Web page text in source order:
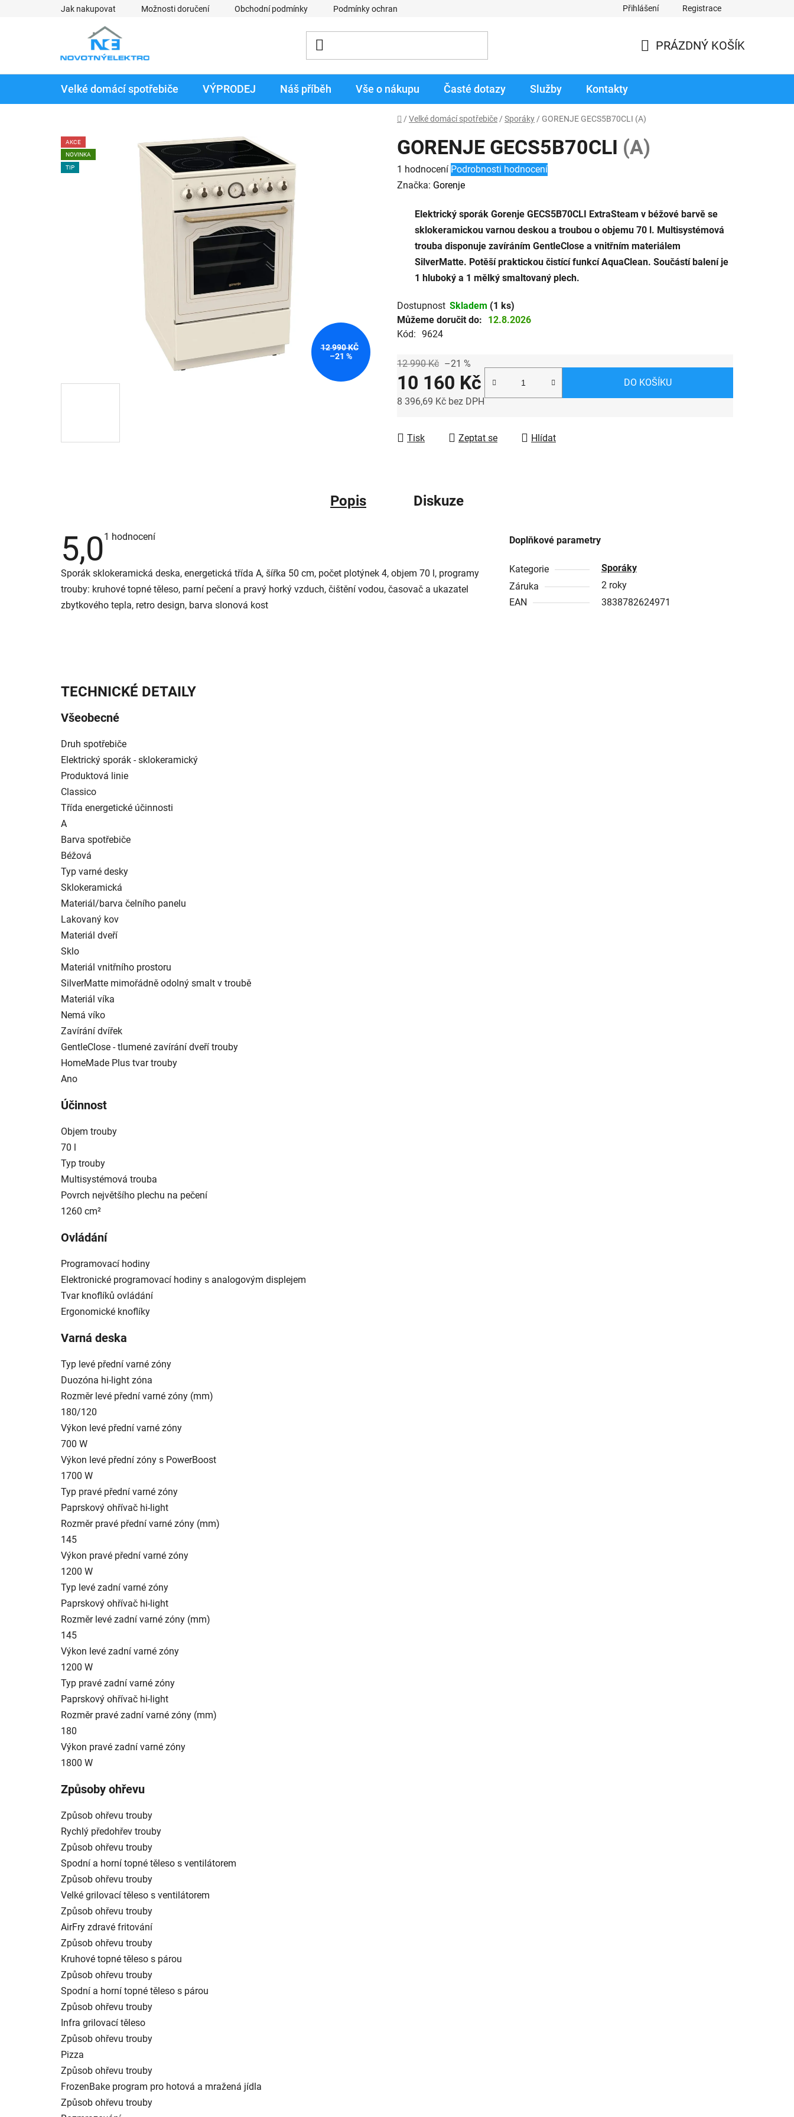
Jak nakupovat Možnosti doručení Obchodní podmínky Podmínky ochrany osobních údajů Obchodní podmínky prodloužené záruky Reklamace zboží v záruční době
Přihlášení Registrace
PRÁZDNÝ KOŠÍK
Velké domácí spotřebiče VÝPRODEJ Náš příběh Vše o nákupu Časté dotazy Služby Kontakty
Domů
/ Velké domácí spotřebiče / Sporáky / GORENJE GECS5B70CLI (A)
GORENJE GECS5B70CLI (A)
Průměrné
hodnocení
hvězdiček.
1 hodnocení Podrobnosti hodnocení
Značka: Gorenje
Elektrický sporák Gorenje GECS5B70CLI ExtraSteam v béžové barvě se
sklokeramickou varnou deskou a troubou o objemu 70 l. Multisystémová
trouba disponuje zavíráním GentleClose a vnitřním materiálem
SilverMatte. Potěší praktickou čistící funkcí AquaClean. Součástí balení je
1 hluboký a 1 mělký smaltovaný plech.
Dostupnost Skladem (1 ks)
Můžeme doručit do:
12.8.2026
Kód: 9624
12 990 Kč –21 %
10 160 Kč
8 396,69 Kč bez DPH
DO KOŠÍKU
Tisk Zeptat se Hlídat
AKCE
NOVINKA
TIP
12 990 KČ
–21 %
Popis Diskuze
5,0Průměrné
5,0
z
5
hvězdiček.
1 hodnocení
Sporák sklokeramická deska, energetická třída A, šířka 50 cm, počet plotýnek 4, objem 70 l, programy
trouby: kruhové topné těleso, parní pečení a pravý horký vzduch, čištění vodou, časovač a ukazatel
zbytkového tepla, retro design, barva slonová kost
TECHNICKÉ DETAILY
Všeobecné
Druh spotřebiče
Elektrický sporák - sklokeramický
Produktová linie
Classico
Třída energetické účinnosti
A
Barva spotřebiče
Béžová
Typ varné desky
Sklokeramická
Materiál/barva čelního panelu
Lakovaný kov
Materiál dveří
Sklo
Materiál vnitřního prostoru
SilverMatte mimořádně odolný smalt v troubě
Materiál víka
Nemá víko
Zavírání dvířek
GentleClose - tlumené zavírání dveří trouby
HomeMade Plus tvar trouby
Ano
Účinnost
Objem trouby
70 l
Typ trouby
Multisystémová trouba
Povrch největšího plechu na pečení
1260 cm²
Ovládání
Programovací hodiny
Elektronické programovací hodiny s analogovým displejem
Tvar knoflíků ovládání
Ergonomické knoflíky
Varná deska
Typ levé přední varné zóny
Duozóna hi-light zóna
Rozměr levé přední varné zóny (mm)
180/120
Výkon levé přední varné zóny
700 W
Výkon levé přední zóny s PowerBoost
1700 W
Typ pravé přední varné zóny
Paprskový ohřívač hi-light
Rozměr pravé přední varné zóny (mm)
145
Výkon pravé přední varné zóny
1200 W
Typ levé zadní varné zóny
Paprskový ohřívač hi-light
Rozměr levé zadní varné zóny (mm)
145
Výkon levé zadní varné zóny
1200 W
Typ pravé zadní varné zóny
Paprskový ohřívač hi-light
Rozměr pravé zadní varné zóny (mm)
180
Výkon pravé zadní varné zóny
1800 W
Způsoby ohřevu
Způsob ohřevu trouby
Rychlý předohřev trouby
Způsob ohřevu trouby
Spodní a horní topné těleso s ventilátorem
Způsob ohřevu trouby
Velké grilovací těleso s ventilátorem
Způsob ohřevu trouby
AirFry zdravé fritování
Způsob ohřevu trouby
Kruhové topné těleso s párou
Způsob ohřevu trouby
Spodní a horní topné těleso s párou
Způsob ohřevu trouby
Infra grilovací těleso
Způsob ohřevu trouby
Pizza
Způsob ohřevu trouby
FrozenBake program pro hotová a mražená jídla
Způsob ohřevu trouby
Doplňkové parametry
Kategorie
Sporáky
Záruka
2 roky
EAN
3838782624971